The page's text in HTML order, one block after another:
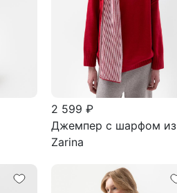
2 599 ₽
Джемпер с шарфом из
Zarina